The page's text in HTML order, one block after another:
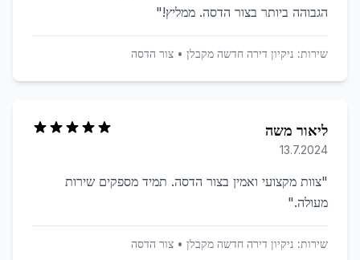
הגבוהה ביותר בצור הדסה. ממליץ!"
שירות: ניקיון דירה חדשה מקבלן • צור הדסה
ליאור משה
13.7.2024
"צוות מקצועי ואמין בצור הדסה. תמיד מספקים שירות
מעולה."
שירות: ניקיון דירה חדשה מקבלן • צור הדסה